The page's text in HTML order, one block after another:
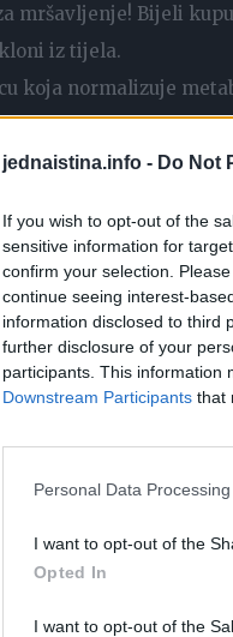
jednaistina.info - Do Not
If you wish to opt-out of the
sensitive information for
confirm your selection.
continue seeing interest-
information disclosed to third
further disclosure of your
participants. This information
Downstream Participants that
Personal Data
I want to opt-out of the
Opted In
I want to opt-out of the
mršavljenje! Bijeli
iz tijela.
koja normalizuje
i napuniti stomak
u
zasititi tijelo
preporučuje
nakupljanje masti.
i vrlo korisni za